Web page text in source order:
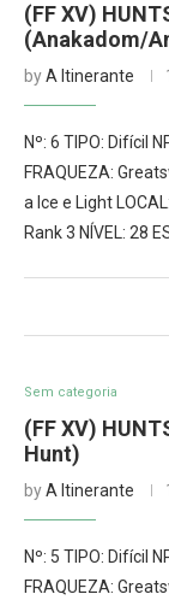
(FF XV)
(Anakadom/
byA Itinerante
Nº: 6 TIPO: Difícil
FRAQUEZA:
a Ice e Light
Rank 3 NÍVEL: 28
Sem categoria
(FF XV)
Hunt)
byA Itinerante
Nº: 5 TIPO: Difícil
FRAQUEZA: